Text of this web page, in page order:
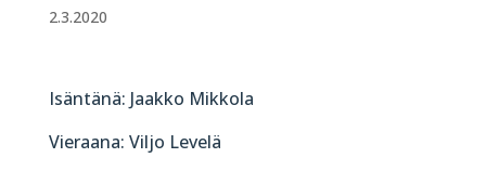
2.3.2020
Isäntänä: Jaakko Mikkola
Vieraana: Viljo Levelä